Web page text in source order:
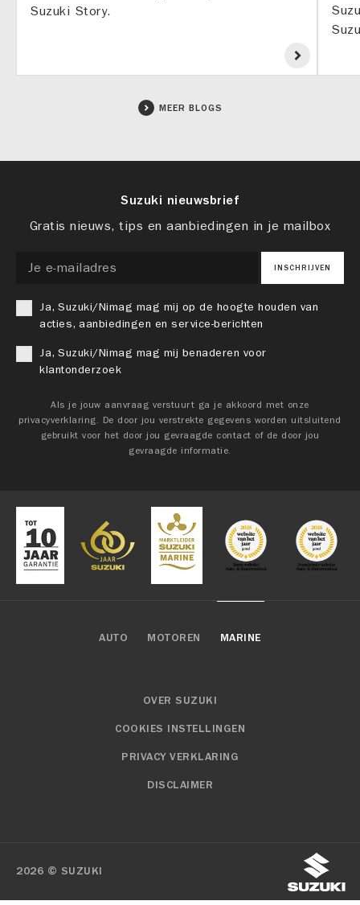
Suzuki Story.
MEER BLOGS
Suzuki nieuwsbrief
Gratis nieuws, tips en aanbiedingen in je mailbox
INSCHRIJVEN
Ja, Suzuki/Nimag mag mij op de hoogte houden van
acties, aanbiedingen en service-berichten
Ja, Suzuki/Nimag mag mij benaderen voor
klantonderzoek
Als je jouw aanvraag verstuurt ga je akkoord met onze
privacyverklaring. De door jou verstrekte gegevens worden uitsluitend
gebruikt voor het door jou gevraagde contact of de door jou
gevraagde informatie.
AUTO MOTOREN MARINE
OVER SUZUKI
COOKIES INSTELLINGEN
PRIVACY VERKLARING
DISCLAIMER
2026 © SUZUKI